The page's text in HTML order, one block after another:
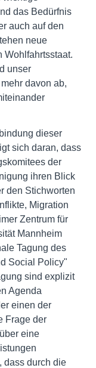
das Bedürfnis
auch auf den
neue
Wohlfahrtsstaat.
unser
davon ab,
dieser
sich daran, dass
der
ihren Blick
den Stichworten
Migration
Zentrum für
Mannheim
Tagung des
Social Policy"
sind explizit
Agenda
einen der
Frage der
eine
dass durch die